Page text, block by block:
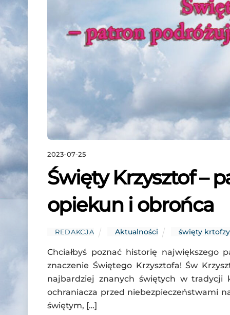
2023-07-25
Święty Krzysztof –
opiekun i obrońca
REDAKCJA Aktualności święty
Chciałbyś poznać historię
znaczenie Świętego Krzysztofa! Św
najbardziej znanych świętych w tradycji
ochraniacza przed niebezpieczeństwami
świętym, […]